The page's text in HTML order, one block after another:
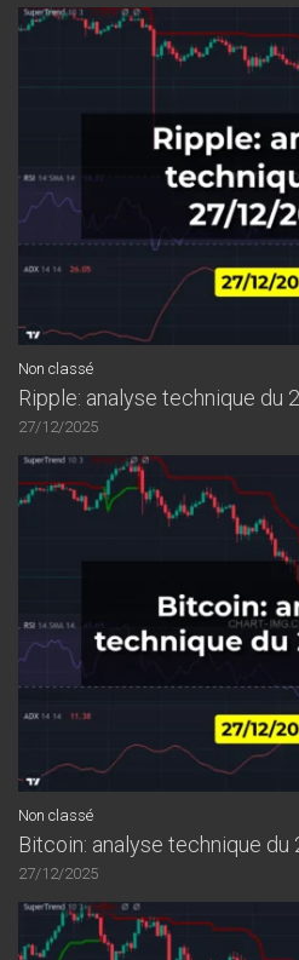
Non classé
Ripple: analyse technique du
27/12/2025
Non classé
Bitcoin: analyse technique
27/12/2025